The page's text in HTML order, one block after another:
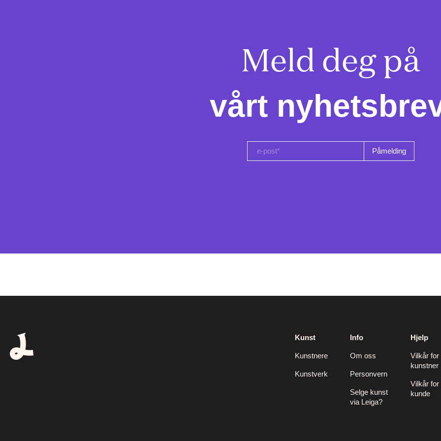
Meld deg på
vårt
e-post*
Kunst
Kunstnere
Kunstverk
Info
Om oss
Personvern
Selge kunst
via Leiga?
Hjelp
Vilkår for
kunstner
Vilkår for
kunde